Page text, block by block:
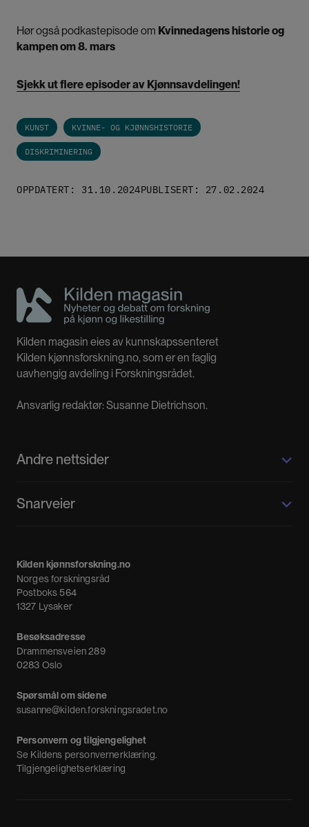
Hør også podkastepisode om Kvinnedagens historie og
kampen om 8. mars
Sjekk ut flere episoder av Kjønnsavdelingen!
KUNST KVINNE- OG KJØNNSHISTORIE
DISKRIMINERING
OPPDATERT: 31.10.2024PUBLISERT: 27.02.2024
Kilden magasin eies av kunnskapssenteret
Kilden kjønnsforskning.no, som er en faglig
uavhengig avdeling i Forskningsrådet.
Ansvarlig redaktør: Susanne Dietrichson.
Andre nettsider
Kvinnehistorie.no
Snarveier
Nyheter
Nyhetsbrev
Kilden kjønnsforskning.no
Norges forskningsråd
Postboks 564
1327 Lysaker
Besøksadresse
Drammensveien 289
0283 Oslo
Spørsmål om sidene
susanne@kilden.forskningsradet.no
Personvern og tilgjengelighet
Se Kildens personvernerklæring.
Tilgjengelighetserklæring